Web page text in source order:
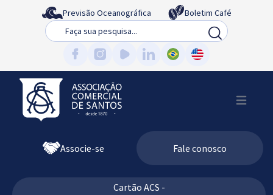
Previsão Oceanográfica
Boletim Café
Busca
Associe-se Fale conosco
Cartão ACS -